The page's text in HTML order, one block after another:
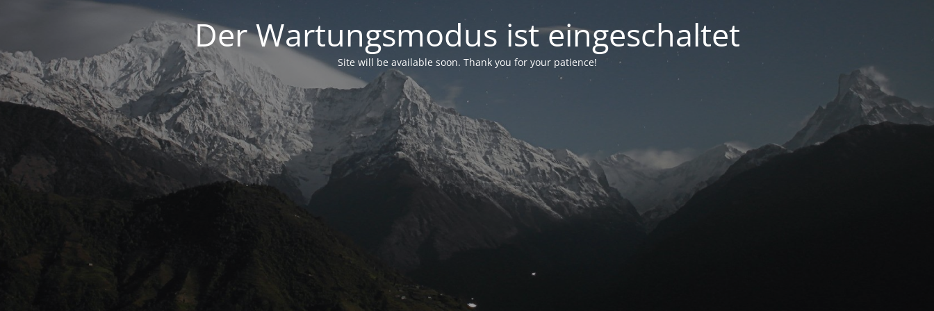
Der Wartungsmodus ist eingeschaltet
Site will be available soon. Thank you for your patience!